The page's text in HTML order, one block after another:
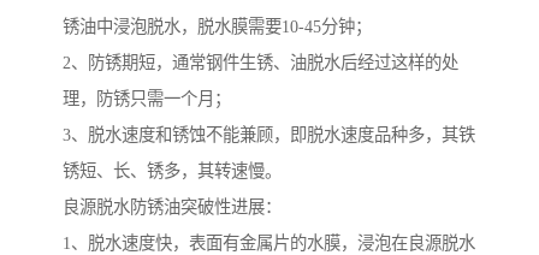
锈油中浸泡脱水，脱水膜需要10-45分钟；
2、防锈期短，通常钢件生锈、油脱水后经过这样的处
理，防锈只需一个月；
3、脱水速度和锈蚀不能兼顾，即脱水速度品种多，其铁
锈短、长、锈多，其转速慢。
良源脱水防锈油突破性进展：
1、脱水速度快，表面有金属片的水膜，浸泡在良源脱水